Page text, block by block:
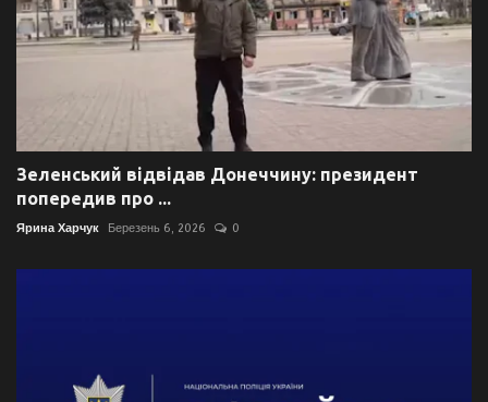
Зеленський відвідав Донеччину: президент
попередив про ...
Ярина Харчук Березень 6, 2026 0